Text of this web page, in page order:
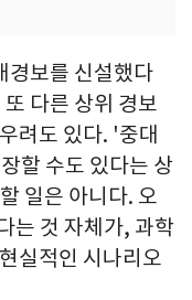
경보를 신설했다
다른 상위 경보
려도 있다. '중대
할 수도 있다는 상
일은 아니다. 오
는 것 자체가, 과학
실적인 시나리오